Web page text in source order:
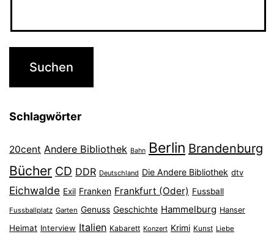
Schlagwörter
20cent Andere Bibliothek Bahn Berlin Brandenburg
Bücher CD DDR Deutschland Die Andere Bibliothek dtv
Eichwalde Exil Franken Frankfurt (Oder) Fussball
Fussballplatz Garten Genuss Geschichte Hammelburg Hanser
Heimat Interview Italien Kabarett Konzert Krimi Kunst Liebe